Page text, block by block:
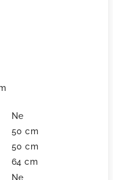
Ne
50 cm
50 cm
64 cm
Ne